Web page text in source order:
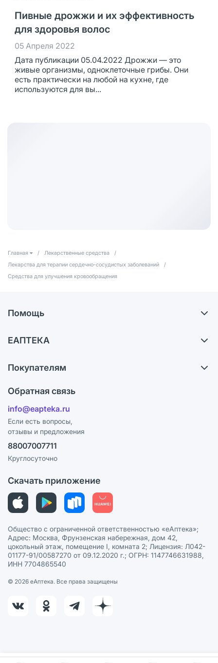
Пивные дрожжи и их эффективность
для здоровья волос
05 Апреля 2022
Дата публикации 05.04.2022 Дрожжи — это
живые организмы, одноклеточные грибы. Они
есть практически на любой на кухне, где
используются для вы...
Главная / Лекарственные средства
/
Лекарства для терапии сердечно-сосудистых заболеваний
/
Средства для улучшения кровообращения
Помощь
Обмен и возврат
Блог
ЕАПТЕКА
Карьера
Поставщики
Лицензия
Реклама на сайте
Ваши товары на ЕАПТЕКЕ
Покупателям
Программа СберСпасибо
Политика конфиденциальности
Пользовательское соглашение
Политика рекомендаций
Этика и соответствие
Политика в отношении обработки персональных данных
Обратная связь
info@eapteka.ru
Если есть вопросы,
отзывы и предложения
88007007711
Круглосуточно
Скачать приложение
Общество с ограниченной ответственностью «еАптека»;
Адрес: Москва, Фрунзенская набережная, дом 42,
цокольный этаж, помещение I, комната 2; Лицензия: Л042-
01177-91/00587270 от 09.12.2020 г.; ОГРН: 1147746631988,
ИНН 7704865540
© 2026 eАптека. Все права защищены